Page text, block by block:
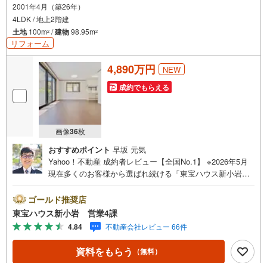
2001年4月（築26年）
4LDK / 地上2階建
土地100m2 /建物98.95m2
リフォーム
画像36枚
4,890万円 NEW
成約でもらえる
おすすめポイント 早坂 元気
Yahoo！不動産 成約者レビュー【全国No.1】 ※2026年5月
現在多くのお客様から選ばれ続ける「東宝ハウス新小岩」
見学OK■営業時間内（9:00～20:00）はお電話でのご連絡が
スムーズです。ご自宅への送迎・最寄駅でのお待ち合わせ
等、お気軽にご相談ください。 選ばれる3つの「圧倒的メ
リット」 （1）【業界最低水準の提携住宅ローン】「他社
で断られた」「借入がある」方も独自審査で多数承認！優
遇金利と各種手数料0円でお得に。（2）【未来カレンダー
ゴールド推奨店
東宝ハウス新小岩 営業4課
4.84 不動産会社レビュー 66件
資料をもらう （無料）